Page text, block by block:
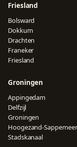
Friesland
Bolsward
Dokkum
Drachten
Franeker
Friesland
Groningen
Appingedam
Delfzijl
Groningen
Hoogezand-Sappemeer
Stadskanaal